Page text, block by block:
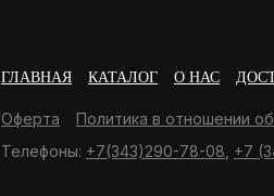
ГЛАВНАЯ КАТАЛОГ О НАС
Оферта Политика в отношении
Телефоны: +7(343)290-78-08 +7